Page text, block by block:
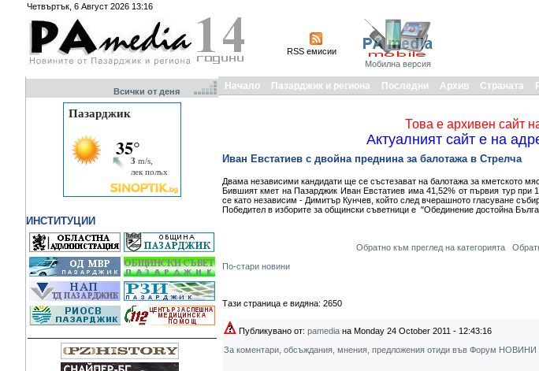
Четвъртък, 6 Август 2026 13:16
RSS емисии
Мобилна версия
Всички от деня
ИНСТИТУЦИИ
Начало Пазарджик и региона Последни Архив Страната
Това е архивен сайт
Актуалният сайт е на
Иван Евстатиев с двойна преднина за балотажа в Стрелча
Двама независими кандидати ще се състезават на балотажа за кметското
Бившият кмет на Пазарджик Иван Евстатиев има 41,52% от първия тур при
се като независим - Димитър Кунчев, който след вчерашното гласуване
Победител в изборите за общински съветници е "Обединение достойна
Обратно към преглед на категорията
По-стари новини
Тази страница е видяна: 2650
Публикувано от: pamedia на Monday 24 October 2011 - 12:43:16
За коментари, обсъждания, мнения, предложения отиди във Форум НОВИНИ